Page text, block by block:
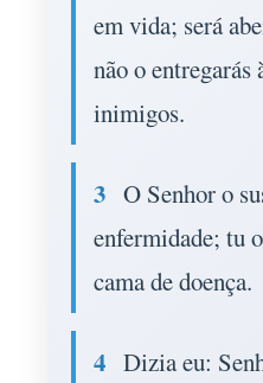
em vida; será
não o entregarás
inimigos.
3 O Senhor o
enfermidade; tu
cama de doença.
4 Dizia eu: